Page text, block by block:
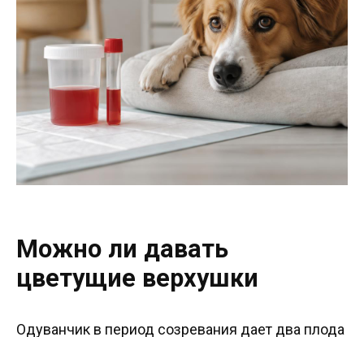
Можно ли давать
цветущие верхушки
Одуванчик в период созревания дает два плода